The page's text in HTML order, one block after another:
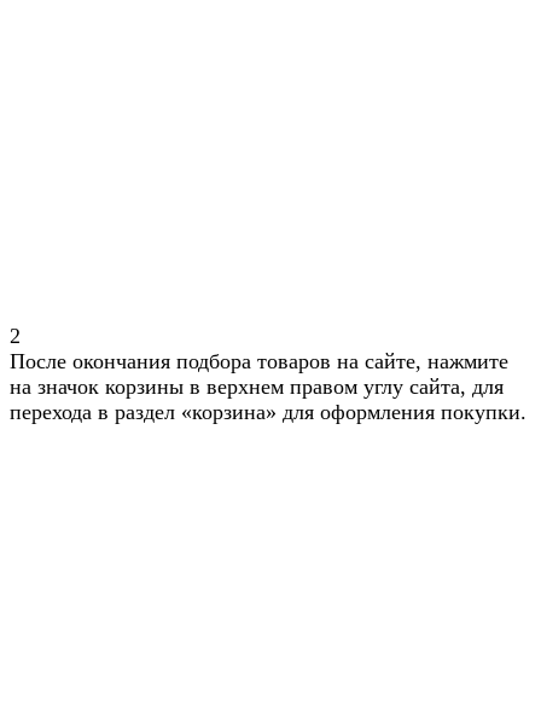
2
После окончания подбора товаров на сайте, нажмите
на значок корзины в верхнем правом углу сайта, для
перехода в раздел «корзина» для оформления покупки.